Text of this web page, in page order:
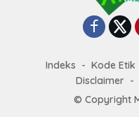
Indeks Kode Etik
Disclaimer
© Copyright